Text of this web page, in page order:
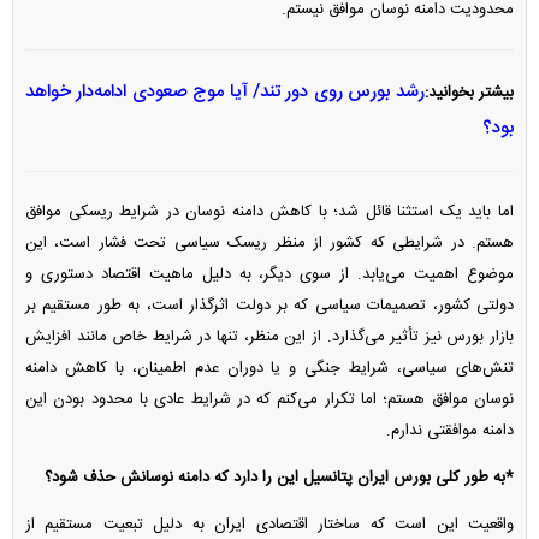
محدودیت دامنه نوسان موافق نیستم.
بیشتر بخوانید:رشد بورس روی دور تند/ آیا موج صعودی ادامه‌دار خواهد
بود؟
اما باید یک استثنا قائل شد؛ با کاهش دامنه نوسان در شرایط ریسکی موافق
هستم. در شرایطی که کشور از منظر ریسک سیاسی تحت فشار است، این
موضوع اهمیت می‌یابد. از سوی دیگر، به دلیل ماهیت اقتصاد دستوری و
دولتی کشور، تصمیمات سیاسی که بر دولت اثرگذار است، به طور مستقیم بر
بازار بورس نیز تأثیر می‌گذارد. از این منظر، تنها در شرایط خاص مانند افزایش
تنش‌های سیاسی، شرایط جنگی و یا دوران عدم اطمینان، با کاهش دامنه
نوسان موافق هستم؛ اما تکرار می‌کنم که در شرایط عادی با محدود بودن این
دامنه موافقتی ندارم.
*به طور کلی بورس ایران پتانسیل این را دارد که دامنه نوسانش حذف شود؟
واقعیت این است که ساختار اقتصادی ایران به دلیل تبعیت مستقیم از